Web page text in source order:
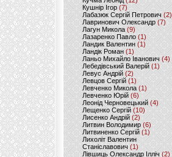
Кушнір Ігор(7)
Лабазюк Сергій Петрович (2)
Лавринович Олександр(7)
Лагун Микола(9)
Лазаренко Павло (1)
Ландик Валентин (1)
Ландік Роман (1)
Ланьо Михайло Іванович(4)
Лебедівський Валерій(1)
Левус Андрій(2)
Левцов Сергій (1)
Левченко Микола (1)
Левченко Юрій (6)
Леонід Черновецький (4)
Лещенко Сергій (10)
Лисенко Андрій (2)
Литвин Володимир (6)
Литвиненко Сергій (1)
Лихоліт Валентин
Станіславович (1)
Лівшиць Олександр Ілліч (2)